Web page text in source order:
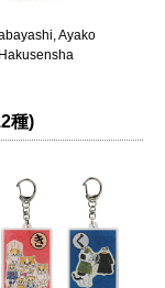
Ayako
種)